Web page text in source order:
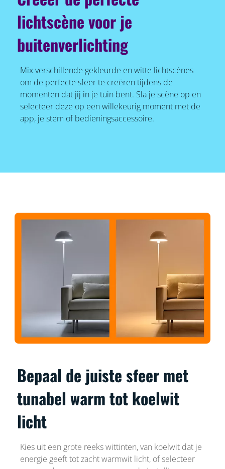
lichtscène voor je
buitenverlichting
Mix verschillende gekleurde en witte lichtscènes
om de perfecte sfeer te creëren tijdens de
momenten dat jij in je tuin bent. Sla je scène op en
selecteer deze op een willekeurig moment met de
app, je stem of bedieningsaccessoire.
Bepaal de juiste sfeer met
tunabel warm tot koelwit
licht
Kies uit een grote reeks wittinten, van koelwit dat je
energie geeft tot zacht warmwit licht, of selecteer